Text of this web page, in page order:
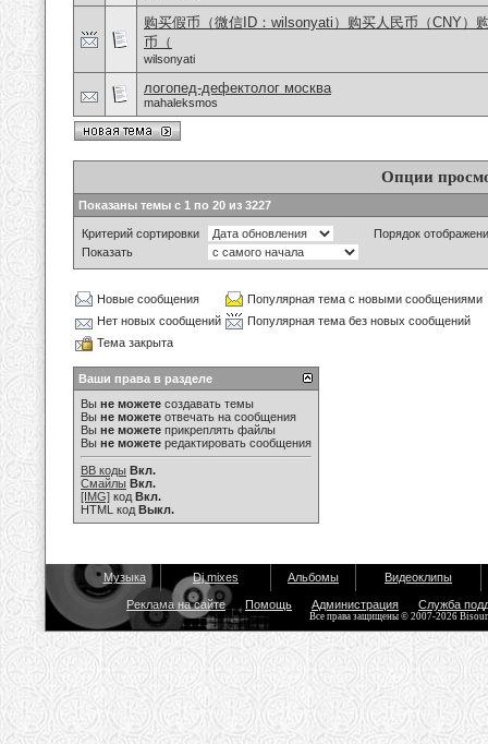
购买假币（微信ID：wilsonyati）购买人民币（CNY）
币（
wilsonyati
логопед-дефектолог москва
mahaleksmos
Опции
Показаны темы с 1 по 20 из 3227
Критерий сортировки
Порядок
Показать
Новые сообщения
Популярная тема с новыми сообщениями
Нет новых сообщений
Популярная тема без новых сообщений
Тема закрыта
Ваши права в разделе
Вы не можете создавать темы
Вы не можете отвечать на сообщения
Вы не можете прикреплять файлы
Вы не можете редактировать сообщения
BB коды Вкл.
Смайлы Вкл.
[IMG] код Вкл.
HTML код Выкл.
Музыка Dj mixes Альбомы Видеоклипы
Реклама на сайте Помощь Администрация Служба
Все права защищены © 2007-2026